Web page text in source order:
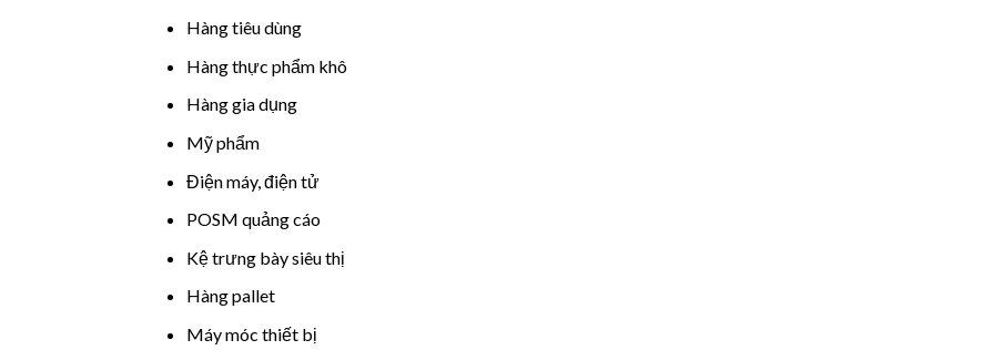
Hàng tiêu dùng
Hàng thực phẩm khô
Hàng gia dụng
Mỹ phẩm
Điện máy, điện tử
POSM quảng cáo
Kệ trưng bày siêu thị
Hàng pallet
Máy móc thiết bị